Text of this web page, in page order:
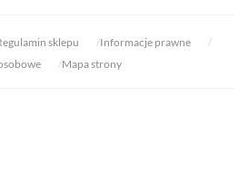
sklepu
Informacje prawne
Mapa strony